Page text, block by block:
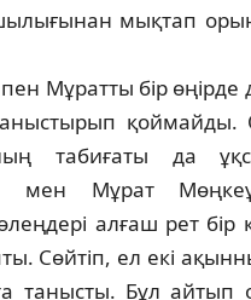
мық­тап
Мұратты бір өңірде
қой­май­ды.
табиғаты да
мен Мұрат
ал­ғаш рет бір
Сөй­тіп, ел екі
танысты. Бұл айтып